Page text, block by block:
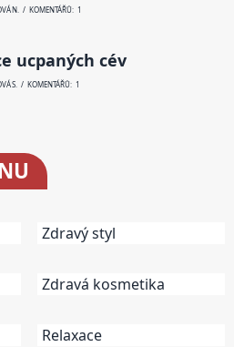
N. / KOMENTÁŘŮ: 1
ucpaných cév
S. / KOMENTÁŘŮ: 1
Zdravý styl
Zdravá kosmetika
Relaxace